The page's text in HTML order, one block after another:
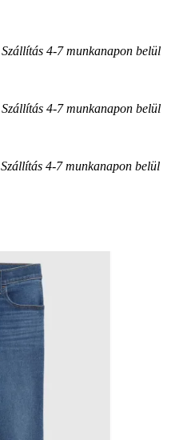
Szállítás 4-7 munkanapon belül
Szállítás 4-7 munkanapon belül
Szállítás 4-7 munkanapon belül